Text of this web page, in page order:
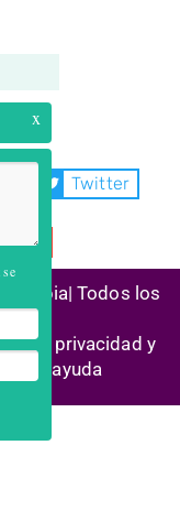
x
Twitter
Todos los
privacidad y
ayuda